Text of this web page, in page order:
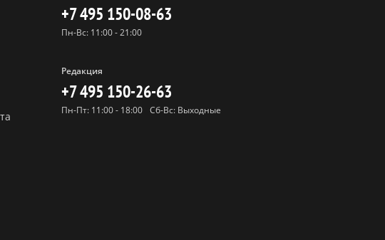
+7 495 150-08-63
Пн-Вс: 11:00 - 21:00
Редакция
+7 495 150-26-63
Пн-Пт: 11:00 - 18:00 Сб-Вс: Выходные